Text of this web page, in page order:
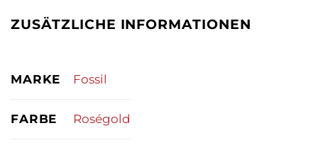
ZUSÄTZLICHE INFORMATIONEN
MARKE Fossil
FARBE Roségold